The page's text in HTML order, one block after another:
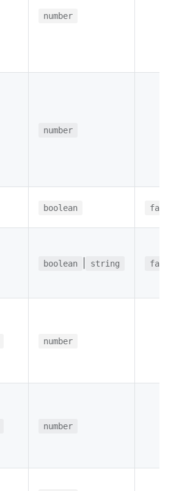
number
number
boolean false
boolean string false
number
number